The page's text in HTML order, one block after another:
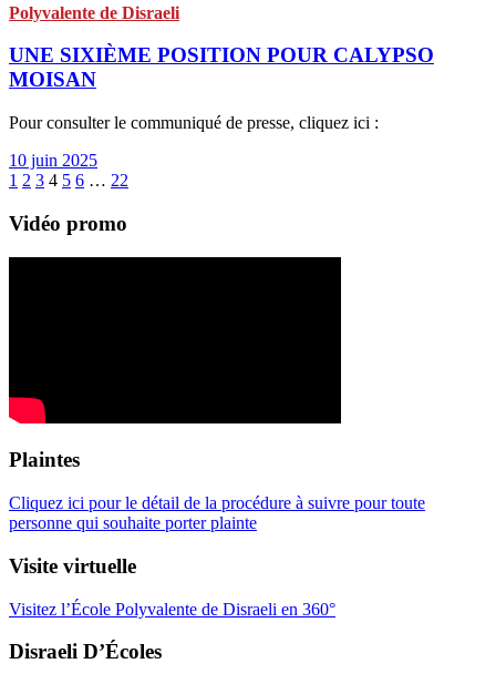
Polyvalente de Disraeli
UNE SIXIÈME POSITION POUR CALYPSO
MOISAN
Pour consulter le communiqué de presse, cliquez ici :
10 juin 2025
1 2 3 4 5 6 … 22
Vidéo promo
Plaintes
Cliquez ici pour le détail de la procédure à suivre pour toute
personne qui souhaite porter plainte
Visite virtuelle
Visitez l’École Polyvalente de Disraeli en 360°
Disraeli D’Écoles